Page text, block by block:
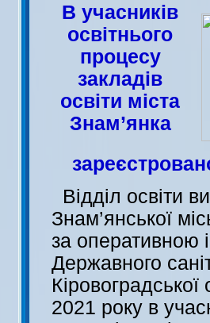
В учасників
освітнього
процесу
закладів
освіти міста
Знам’янка
Відділ освіти
Знам’янської
за оперативною
Державного
2021 року в